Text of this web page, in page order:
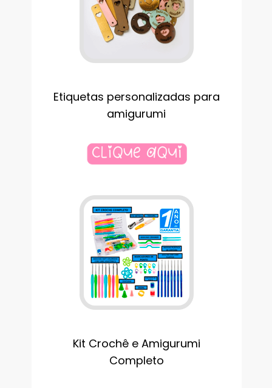
Etiquetas personalizadas para
amigurumi
Kit Crochê e Amigurumi
Completo